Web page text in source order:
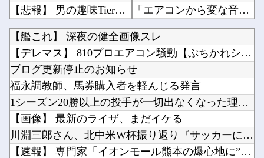
【悲報】 男の趣味Tier表、ヤバすぎるｗｗｗｗｗ
乃木坂46 金川紗耶 1st写真集「タイトル未定」
【にじさんじ】 女性陣の座り方解釈一致すぎて好き
【速報】 日向坂46、18thシングル『イチャイチャ虫』の発売が決定！！
Powered by livedoor 相互RSS
「エアコンから変な音がする。なんだろ…え？」ﾊﾟｼｬｯ → ヤバすぎる物が飛び出てくる・・...
与田ちゃん、プールで泳いでる姿を公開！！！【元乃木坂46】他
【画像あり】居酒屋「6人で長居して会計4939円！喋りたいだけなら公園に行ってくれ（怒」他
【ガンプラ】RG「アカツキガンダム(オオワシ装備)& HG 1/144 ゼウスシルエット ...
日本の原爆展示の仕方に世界が騒然！←「子供にショックが大きいだろ」（海外の反応）他
ワンピース原作者・尾田栄一郎が描いた担当編集の似顔絵「ムダに東大卒」他
ジャンポケ斉藤、ロケバスでイチャイチャしただけで懲役7年てさすがにおかしくないか？他
【ホロライブ】トワ様3D新衣装くっぞ！他
サンディスク、LightningとUSB Type-C搭載のスマートフォン用ドライブ「SA...
【艦これ】 深夜の健全画像スレ
【デレマス】 810プロエアコン騒動【ぷちかれシリーズ】
ブログ更新停止のお知らせ
福永調教師、馬券購入者を軽んじる発言
1シーズン20勝以上の投手が一切出なくなった理由ってなに？
【画像】 最新のライザ、まだイケる
川淵三郎さん、北中米W杯振り返り『サッカーに幻滅した人多いの...
【速報】 専門家「イオンモール熊本の爆心地に”こんなもの”が...